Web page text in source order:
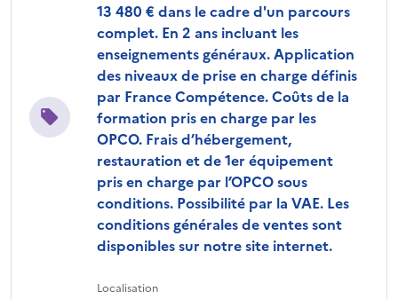
13 480 € dans le cadre d'un parcours
complet. En 2 ans incluant les
enseignements généraux. Application
des niveaux de prise en charge définis
par France Compétence. Coûts de la
formation pris en charge par les
OPCO. Frais d’hébergement,
restauration et de 1er équipement
pris en charge par l’OPCO sous
conditions. Possibilité par la VAE. Les
conditions générales de ventes sont
disponibles sur notre site internet.
Localisation